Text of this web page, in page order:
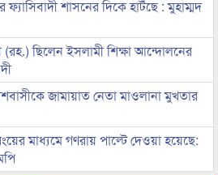
ফ্যাসিবাদী শাসনের দিকে হাটঁছে : মুহাম্মদ
(রহ.) ছিলেন ইসলামী শিক্ষা আন্দোলনের
জামায়াত নেতা মাওলানা মুখতার
মাধ্যমে গণরায় পাল্টে দেওয়া হয়েছে: